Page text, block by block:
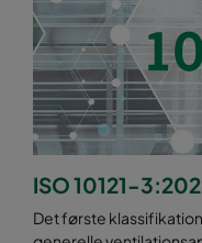
ISO 10121-
Det første